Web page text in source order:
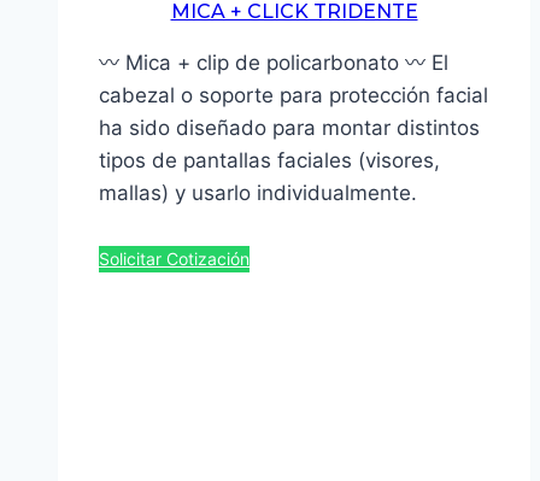
MICA + CLICK TRIDENTE
〰 Mica + clip de policarbonato 〰 El
cabezal o soporte para protección facial
ha sido diseñado para montar distintos
tipos de pantallas faciales (visores,
mallas) y usarlo individualmente.
Solicitar Cotización